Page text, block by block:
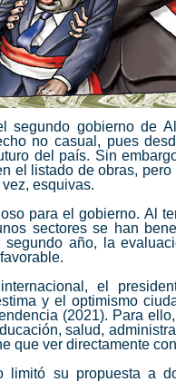
segundo gobierno de
no casual, pues
del país. Sin
el listado de obras,
esquivas.
para el gobierno. Al
sectores se han
año, la
el
y el optimismo
(2021). Para
salud,
que ver directamente
limitó su propuesta a